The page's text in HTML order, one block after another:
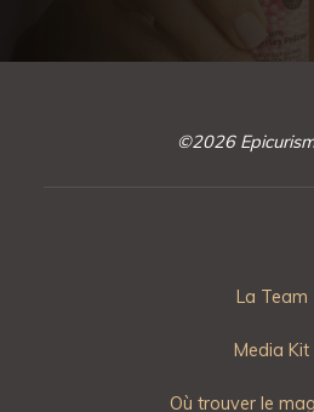
©2026
La Team
Media Kit
Où trouver le